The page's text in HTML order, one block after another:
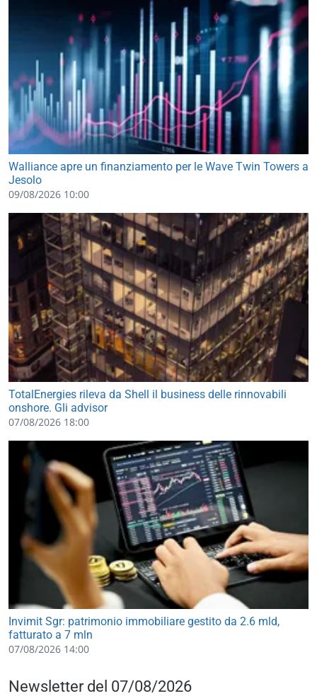
Walliance apre un finanziamento per le Wave Twin Towers a
Jesolo
09/08/2026 10:00
TotalEnergies rileva da Shell il business delle rinnovabili
onshore. Gli advisor
07/08/2026 18:00
Invimit Sgr: patrimonio immobiliare gestito da 2.6 mld,
fatturato a 7 mln
07/08/2026 14:00
Newsletter del 07/08/2026